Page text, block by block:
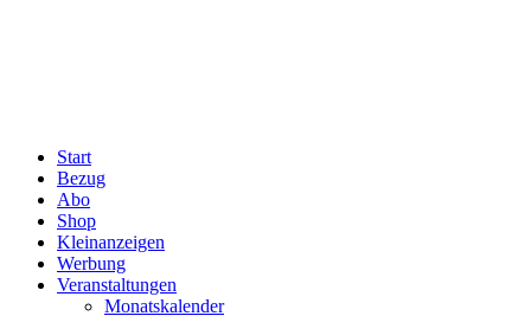
Start
Bezug
Abo
Shop
Kleinanzeigen
Werbung
Veranstaltungen
Monatskalender